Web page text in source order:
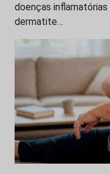
doenças
dermatite…